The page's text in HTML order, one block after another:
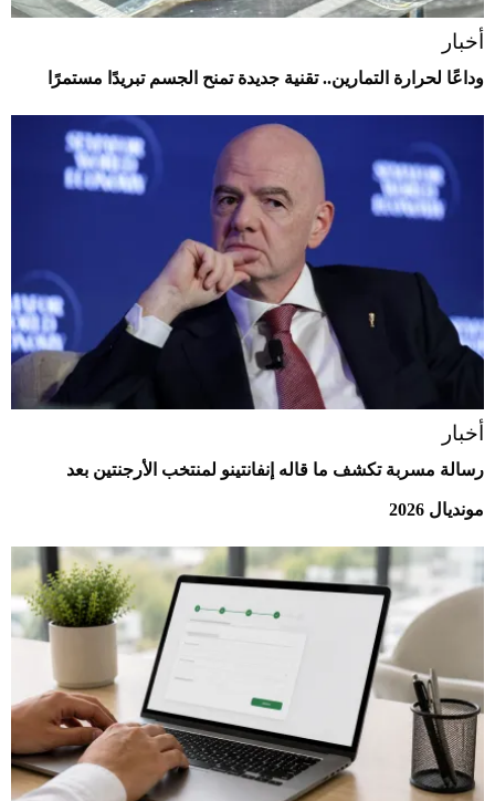
أخبار
وداعًا لحرارة التمارين.. تقنية جديدة تمنح الجسم تبريدًا مستمرًا
أخبار
رسالة مسربة تكشف ما قاله إنفانتينو لمنتخب الأرجنتين بعد
مونديال 2026